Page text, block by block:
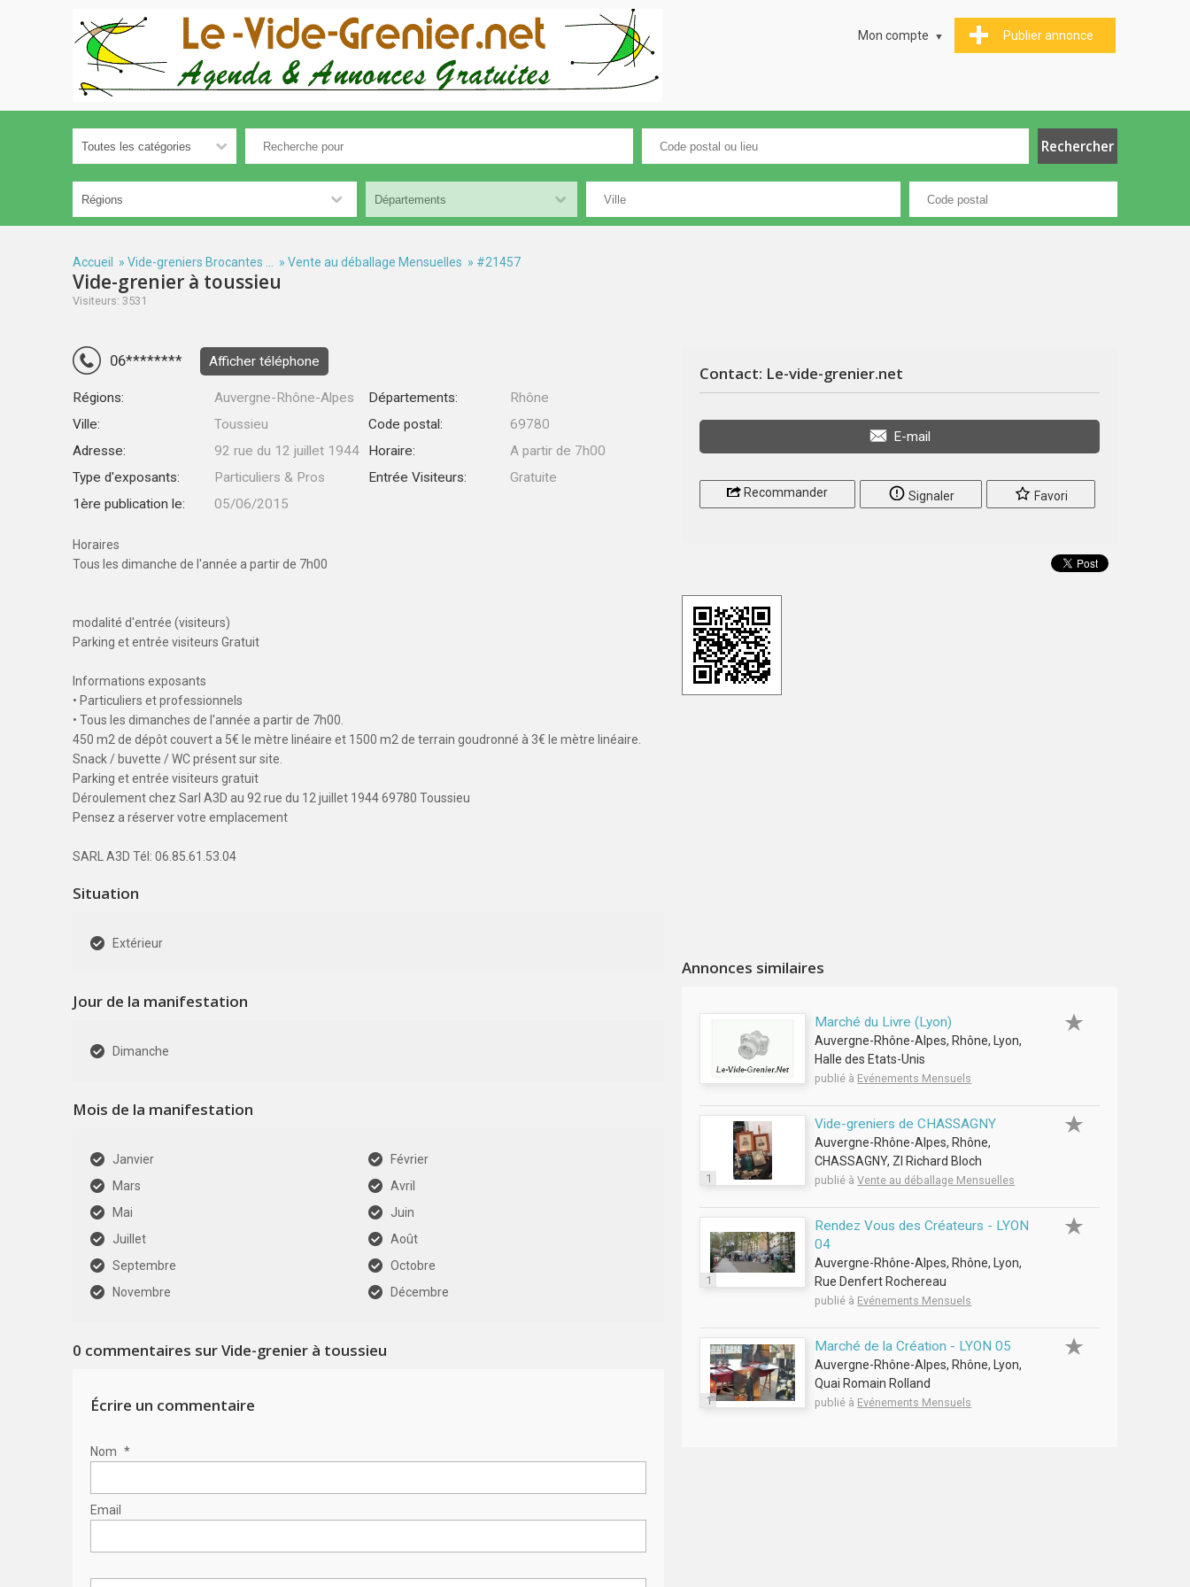
Publier annonce
Mon compte
Accueil » Vide-greniers Brocantes ... » Vente au déballage Mensuelles » #21457
Vide-grenier à toussieu
Visiteurs: 3531
06******** Afficher téléphone
Régions: Auvergne-Rhône-Alpes Départements:
Rhône
Ville:
Toussieu Code postal:
69780
Adresse:
92 rue du 12 juillet 1944 Horaire:
A partir de 7h00
Type d'exposants:
Particuliers & Pros Entrée Visiteurs:
Gratuite
1ère publication le:
05/06/2015
Horaires
Tous les dimanche de l'année a partir de 7h00
modalité d'entrée (visiteurs)
Parking et entrée visiteurs Gratuit
Informations exposants
• Particuliers et professionnels
• Tous les dimanches de l'année a partir de 7h00.
450 m2 de dépôt couvert a 5€ le mètre linéaire et 1500 m2 de terrain goudronné à 3€ le mètre linéaire.
Snack / buvette / WC présent sur site.
Parking et entrée visiteurs gratuit
Déroulement chez Sarl A3D au 92 rue du 12 juillet 1944 69780 Toussieu
Pensez a réserver votre emplacement
SARL A3D Tél: 06.85.61.53.04
Situation
Extérieur
Jour de la manifestation
Dimanche
Mois de la manifestation
Janvier
Février
Mars
Avril
Mai
Juin
Juillet
Août
Septembre
Octobre
Novembre
Décembre
0 commentaires sur Vide-grenier à toussieu
Écrire un commentaire
Nom *
Email
Contact: Le-vide-grenier.net
E-mail
Recommander Signaler Favori
Annonces similaires
Marché du Livre (Lyon)
Auvergne-Rhône-Alpes, Rhône, Lyon,
Halle des Etats-Unis
publié à Evénements Mensuels
1
Vide-greniers de CHASSAGNY
Auvergne-Rhône-Alpes, Rhône,
CHASSAGNY, ZI Richard Bloch
publié àVente au déballage Mensuelles
1
Rendez Vous des Créateurs - LYON
04
Auvergne-Rhône-Alpes, Rhône, Lyon,
Rue Denfert Rochereau
publié à Evénements Mensuels
1
Marché de la Création - LYON 05
Auvergne-Rhône-Alpes, Rhône, Lyon,
Quai Romain Rolland
publié à Evénements Mensuels